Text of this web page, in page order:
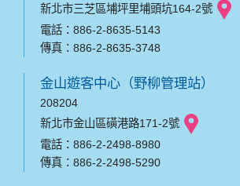
新北市三芝區埔坪里埔頭坑164-2號
電話：886-2-8635-5143
傳真：886-2-8635-3748
金山遊客中心（野柳管理站）
208204
新北市金山區磺港路171-2號
電話：886-2-2498-8980
傳真：886-2-2498-5290